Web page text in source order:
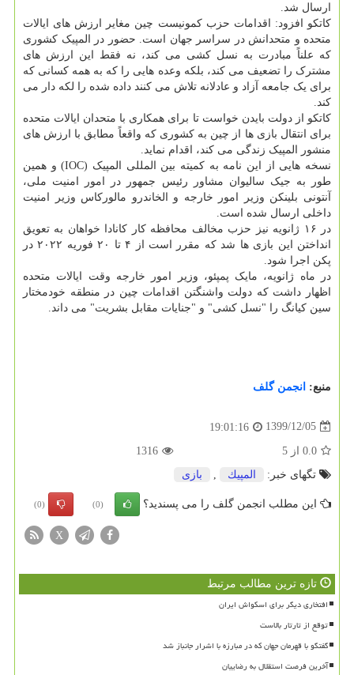
ارسال شد.
کاتکو افزود: اقدامات حزب کمونیست چین مغایر ارزش های ایالات
متحده و متحدانش در سراسر جهان است. حضور در المپیک کشوری
که علناً مبادرت به نسل کشی می کند، نه فقط این ارزش های
مشترک را تضعیف می کند، بلکه وعده هایی را که به همه کسانی که
برای یک جامعه آزاد و عادلانه تلاش می کنند داده شده را لکه دار می
کند.
کاتکو از دولت بایدن خواست تا برای همکاری با متحدان ایالات متحده
برای انتقال بازی ها از چین به کشوری که واقعاً مطابق با ارزش های
منشور المپیک زندگی می کند، اقدام نماید.
نسخه هایی از این نامه به کمیته بین المللی المپیک (IOC) و همین
طور به جیک سالیوان مشاور رئیس جمهور در امور امنیت ملی،
آنتونی بلینکن وزیر امور خارجه و الخاندرو مالورکاس وزیر امنیت
داخلی ارسال شده است.
در ۱۶ ژانویه نیز حزب مخالف محافظه کار کانادا خواهان به تعویق
انداختن این بازی ها شد که مقرر است از ۴ تا ۲۰ فوریه ۲۰۲۲ در
پکن اجرا شود.
در ماه ژانویه، مایک پمپئو، وزیر امور خارجه وقت ایالات متحده
اظهار داشت که دولت واشنگتن اقدامات چین در منطقه خودمختار
سین کیانگ را "نسل کشی" و "جنایات مقابل بشریت" می داند.
منبع: انجمن گلف
1399/12/05
19:01:16
0.0 از 5
1316
تگهای خبر:
المپیك بازی
این مطلب انجمن گلف را می پسندید؟ (0)
(0)
X
تازه ترین مطالب مرتبط
افتخاری دیگر برای اسکواش ایران
توقع از تارتار بالاست
گفتگو با قهرمان جهان که در مبارزه با اشرار جانباز شد
آخرین فرصت استقلال به رضاییان